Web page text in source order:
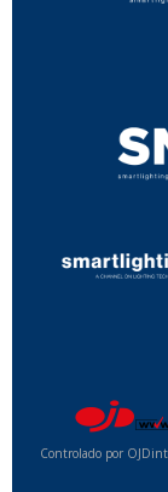
Controlado por